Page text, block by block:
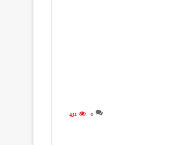
0
431